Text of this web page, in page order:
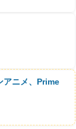
アニメ、Prime